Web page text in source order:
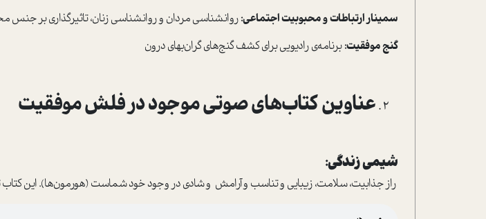
سمینار ارتباطات و محبوبیت اجتماعی:روانشناسی مردان و روانشناسی زنان، تاثیرگذاری بر جنس
گنج موفقیت:برنامه‌‌ی رادیویی برای کشف گنج‌های گران‌بهای درون
عناوین کتاب‌های صوتی موجود در فلش موفقیت
شیمی زندگی:
راز جذابیت، سلامت، زیبایی و تناسب و آرامش و شادی در وجود خود شماست (هورمون‌ها). این کتاب